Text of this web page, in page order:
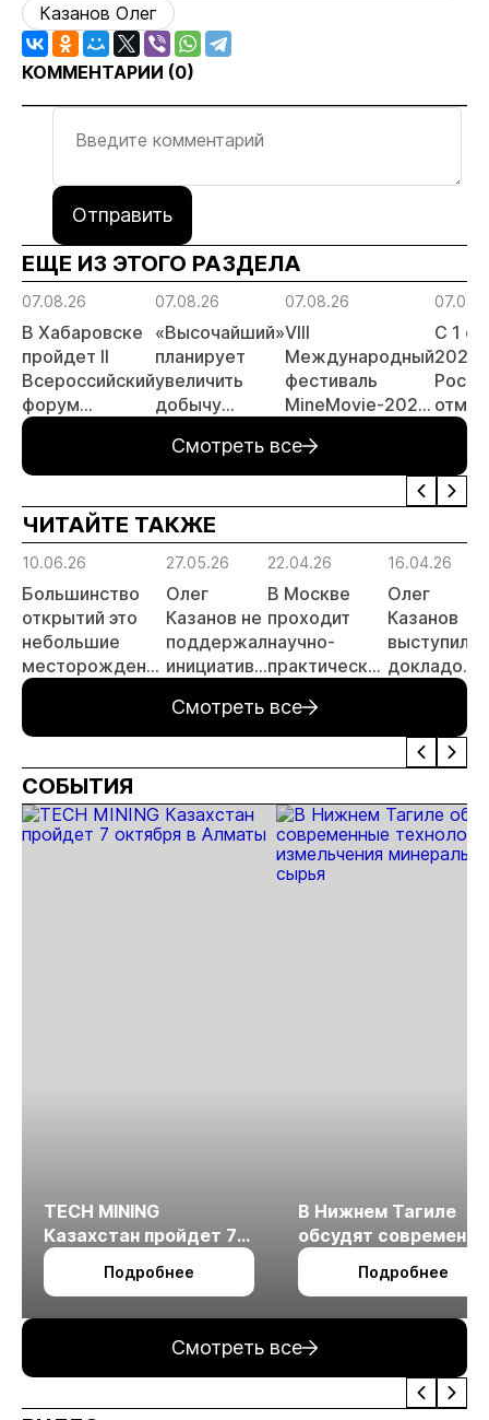
Казанов Олег
КОММЕНТАРИИ (0)
Отправить
ЕЩЕ ИЗ ЭТОГО РАЗДЕЛА
07.08.26
В Хабаровске
пройдет II
Всероссийский
форум
«Россыпное
России»
07.08.26
«Высочайший»
планирует
увеличить
добычу
тонн в 2026
году
07.08.26
VIII
Международный
фестиваль
MineMovie-2026
заявок
С 1
2026
МСБ
Смотреть все
ЧИТАЙТЕ ТАКЖЕ
10.06.26
Большинство
открытий это
небольшие
месторождения
россыпного
Казанов
27.05.26
Олег
Казанов не
поддержал
инициативу
горного
совета
22.04.26
В Москве
проходит
научно-
практическая
16.04.26
Олег
Казанов
выступил с
докладом
юниоров
Смотреть все
СОБЫТИЯ
TECH MINING
Казахстан пройдет 7
октября в Алматы
Подробнее
В Нижнем Тагиле
обсудят
технологии
измельчения
Подробнее
Смотреть все